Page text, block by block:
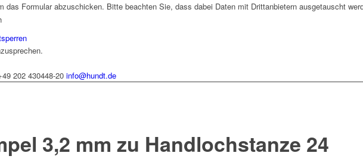
das Formular abzuschicken. Bitte beachten Sie, dass dabei Daten mit Drittanbietern ausgetauscht
202 430448-20 info@hundt.de
3,2 mm zu Handlochstanze 24